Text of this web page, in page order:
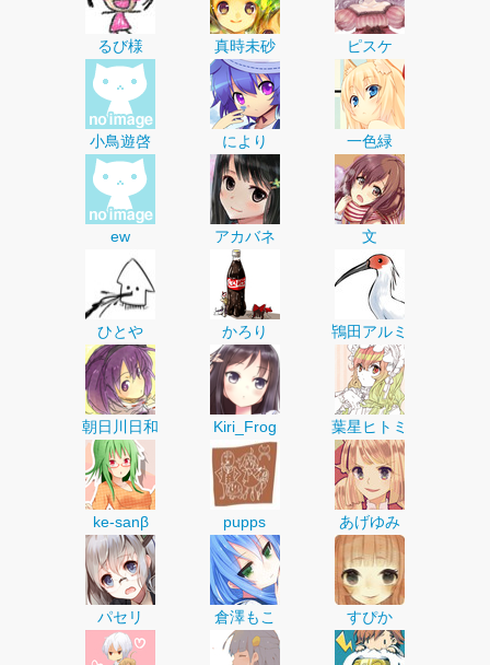
るび様 真時未砂 ピスケ
小鳥遊啓 により 一色緑
ew アカバネ 文
ひとや かろり 鴇田アルミ
朝日川日和 Kiri_Frog 葉星ヒトミ
ke-sanβ pupps あげゆみ
パセリ 倉澤もこ すぴか